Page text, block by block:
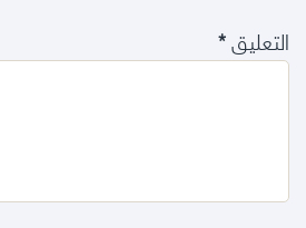
التعليق*